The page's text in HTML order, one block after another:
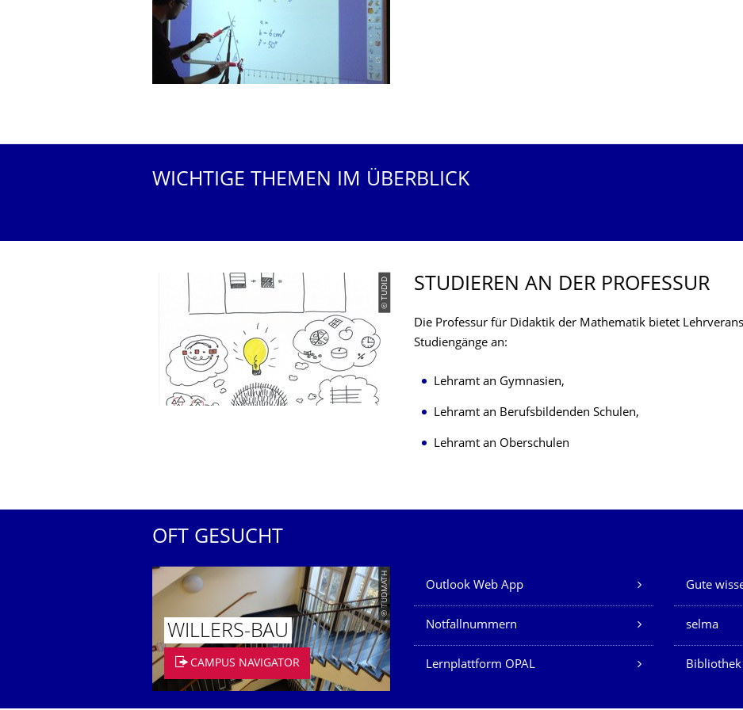
WICHTIGE THEMEN IM ÜBERBLICK
© TUDID STUDIEREN AN DER PROFESSUR
Die Professur für Didaktik der Mathematik bietet
Studiengänge an:
Lehramt an Gymnasien,
Lehramt an Berufsbildenden Schulen,
Lehramt an Oberschulen
OFT GESUCHT
© TUDMATH
WILLERS-BAU
CAMPUS NAVIGATOR
Unsere Dienste
Outlook Web App Gute
Notfallnummern selma
Lernplattform OPAL Bibliothek